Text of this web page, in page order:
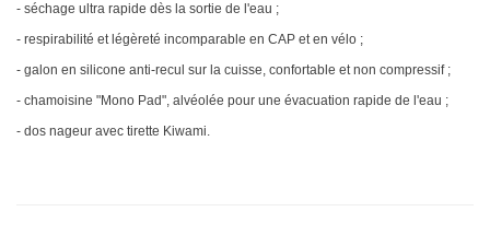
- séchage ultra rapide dès la sortie de l'eau ;
- respirabilité et légèreté incomparable en CAP et en vélo ;
- galon en silicone anti-recul sur la cuisse, confortable et non compressif ;
- chamoisine "Mono Pad", alvéolée pour une évacuation rapide de l'eau ;
- dos nageur avec tirette Kiwami.